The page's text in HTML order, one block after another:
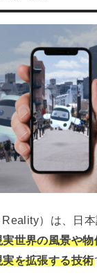
）は、日本
実世界の風景や
を拡張する技術